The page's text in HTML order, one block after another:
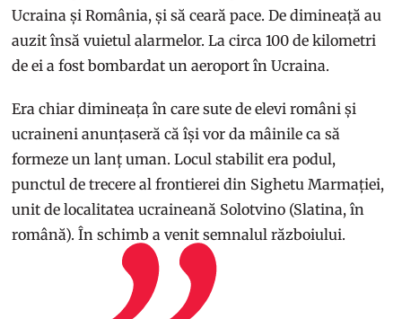
Ucraina și România, și să ceară pace. De dimineață au
auzit însă vuietul alarmelor. La circa 100 de kilometri
de ei a fost bombardat un aeroport în Ucraina.
Era chiar dimineața în care sute de elevi români și
ucraineni anunțaseră că își vor da mâinile ca să
formeze un lanț uman. Locul stabilit era podul,
punctul de trecere al frontierei din Sighetu Marmației,
unit de localitatea ucraineană Solotvino (Slatina, în
română). În schimb a venit semnalul războiului.